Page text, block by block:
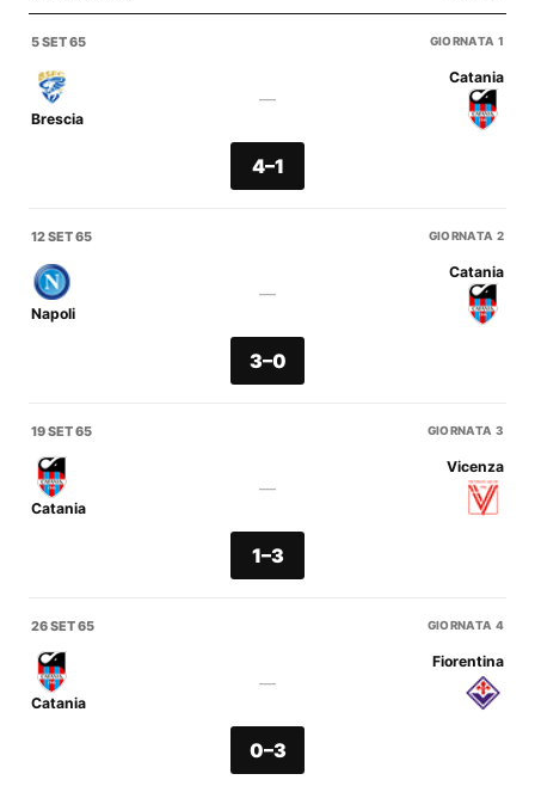
5 SET 65 GIORNATA 1
Brescia
—
Catania
4–1
12 SET 65 GIORNATA 2
Napoli
—
Catania
3–0
19 SET 65 GIORNATA 3
Catania
—
Vicenza
1–3
26 SET 65 GIORNATA 4
Catania
—
Fiorentina
0–3